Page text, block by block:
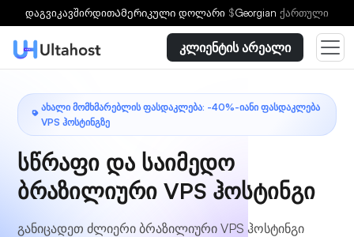
დაგვიკავშირდითᲐმერიკული დოლარი $Georgian ქართული
კლიენტის არეალი
ᲐᲮᲐᲚᲘ ᲛᲝᲛᲮᲛᲐᲠᲔᲑᲚᲘᲡ ᲤᲐᲡᲓᲐᲙᲚᲔᲑᲐ: -40%-ᲘᲐᲜᲘ ᲤᲐᲡᲓᲐᲙᲚᲔᲑᲐ
VPS ᲰᲝᲡᲢᲘᲜᲒᲖᲔ
სწრაფი და საიმედო
ბრაზილიური VPS ჰოსტინგი
განიცადეთ ძლიერი ბრაზილიური VPS ჰოსტინგი